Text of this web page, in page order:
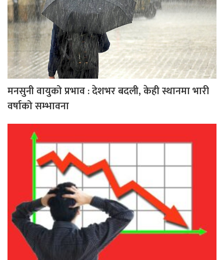
मनसुनी वायुको प्रभाव : देशभर बदली, केही स्थानमा भारी
वर्षाको सम्भावना